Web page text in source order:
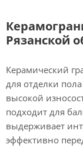
Рязанской
Керамический
для отделки
высокой
подходит для
выдерживает
эффективно